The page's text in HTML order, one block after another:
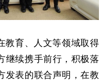
教育、人文等领域取得
继续携手前行，积极落
发表的联合声明，在教